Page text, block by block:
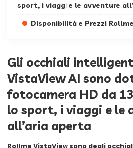
sport, i viaggi e le avventure
Disponibilità e Prezzi
Gli occhiali
VistaView AI sono
fotocamera HD da
lo sport, i viaggi e le
all’aria aperta
Rollme VistaView sono degli